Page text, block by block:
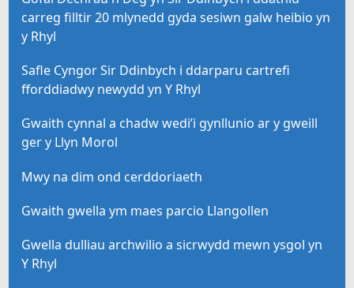
carreg filltir 20 mlynedd gyda sesiwn galw heibio yn
y Rhyl
Safle Cyngor Sir Ddinbych i ddarparu cartrefi
fforddiadwy newydd yn Y Rhyl
Gwaith cynnal a chadw wedi’i gynllunio ar y gweill
ger y Llyn Morol
Mwy na dim ond cerddoriaeth
Gwaith gwella ym maes parcio Llangollen
Gwella dulliau archwilio a sicrwydd mewn ysgol yn
Y Rhyl